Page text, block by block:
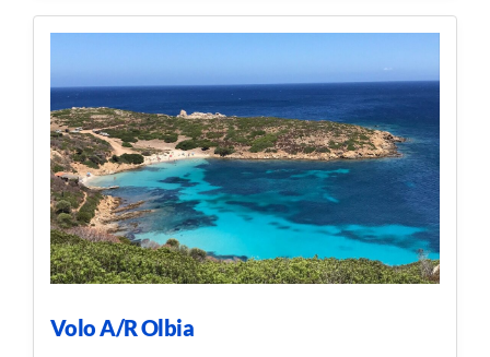
Volo A/R Olbia